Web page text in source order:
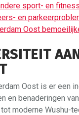
sport- en
en
Oost
Oost is er een
en benaderingen
tot moderne Wushu-